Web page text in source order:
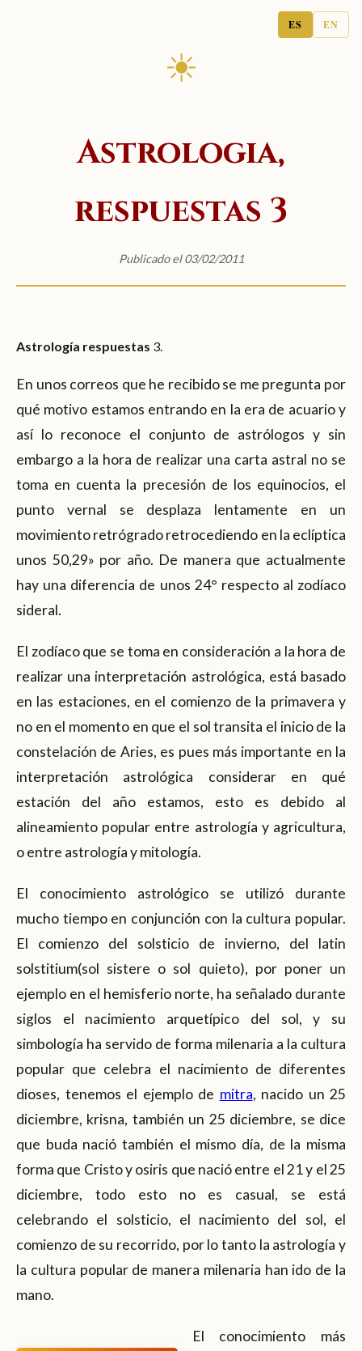
ES EN
☀
Astrologia,
respuestas 3
Publicado el 03/02/2011
Astrología respuestas 3.
En unos correos que he recibido se me pregunta por
qué motivo estamos entrando en la era de acuario y
así lo reconoce el conjunto de astrólogos y sin
embargo a la hora de realizar una carta astral no se
toma en cuenta la precesión de los equinocios, el
punto vernal se desplaza lentamente en un
movimiento retrógrado retrocediendo en la eclíptica
unos 50,29» por año. De manera que actualmente
hay una diferencia de unos 24° respecto al zodíaco
sideral.
El zodíaco que se toma en consideración a la hora de
realizar una interpretación astrológica, está basado
en las estaciones, en el comienzo de la primavera y
no en el momento en que el sol transita el inicio de la
constelación de Aries, es pues más importante en la
interpretación astrológica considerar en qué
estación del año estamos, esto es debido al
alineamiento popular entre astrología y agricultura,
o entre astrología y mitología.
El conocimiento astrológico se utilizó durante
mucho tiempo en conjunción con la cultura popular.
El comienzo del solsticio de invierno, del latin
solstitium(sol sistere o sol quieto), por poner un
ejemplo en el hemisferio norte, ha señalado durante
siglos el nacimiento arquetípico del sol, y su
simbología ha servido de forma milenaria a la cultura
popular que celebra el nacimiento de diferentes
dioses, tenemos el ejemplo de mitra, nacido un 25
diciembre, krisna, también un 25 diciembre, se dice
que buda nació también el mismo día, de la misma
forma que Cristo y osiris que nació entre el 21 y el 25
diciembre, todo esto no es casual, se está
celebrando el solsticio, el nacimiento del sol, el
comienzo de su recorrido, por lo tanto la astrología y
la cultura popular de manera milenaria han ido de la
mano.
El conocimiento más